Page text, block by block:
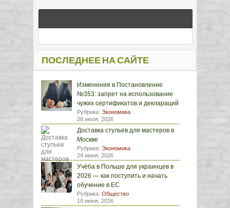
ПОСЛЕДНЕЕ НА САЙТЕ
Изменения в Постановление
№353: запрет на использование
чужих сертификатов и деклараций
Рубрика: Экономика
28 июля, 2026
Доставка стульев для мастеров в
Москве
Рубрика: Экономика
24 июня, 2026
Учёба в Польше для украинцев в
2026 — как поступить и начать
обучение в ЕС
Рубрика: Общество
19 июня, 2026